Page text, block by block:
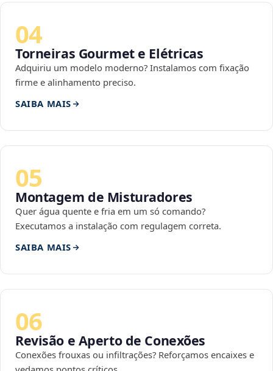
04
Torneiras Gourmet e Elétricas
Adquiriu um modelo moderno? Instalamos com fixação
firme e alinhamento preciso.
SAIBA MAIS
05
Montagem de Misturadores
Quer água quente e fria em um só comando?
Executamos a instalação com regulagem correta.
SAIBA MAIS
06
Revisão e Aperto de Conexões
Conexões frouxas ou infiltrações? Reforçamos encaixes e